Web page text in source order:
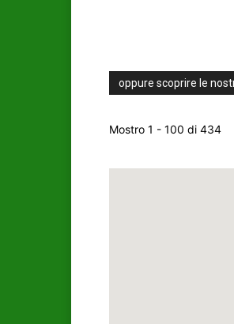
oppure scoprire le
Mostro 1 - 100 di 434